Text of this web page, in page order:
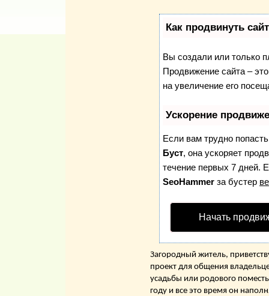
Как продвинуть
Вы создали или только
Продвижение сайта –
на увеличение его
Ускорение
Если вам трудно
Буст, она ускоряет
течение первых 7 дней.
SeoHammer за бустер
Начать
Загородный житель,
проект для общения
усадьбы или родового
году и все это время он